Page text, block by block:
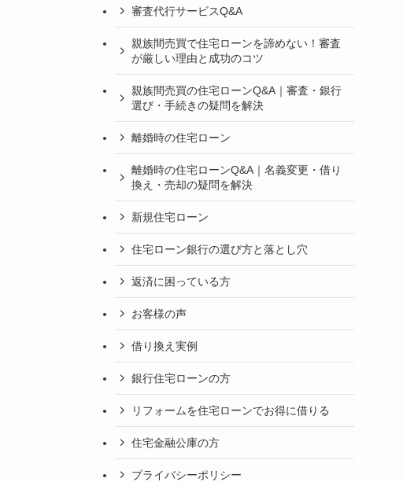
審査代行サービスQ&A
親族間売買で住宅ローンを諦めない！審査
が厳しい理由と成功のコツ
親族間売買の住宅ローンQ&A｜審査・銀行
選び・手続きの疑問を解決
離婚時の住宅ローン
離婚時の住宅ローンQ&A｜名義変更・借り
換え・売却の疑問を解決
新規住宅ローン
住宅ローン銀行の選び方と落とし穴
返済に困っている方
お客様の声
借り換え実例
銀行住宅ローンの方
リフォームを住宅ローンでお得に借りる
住宅金融公庫の方
プライバシーポリシー